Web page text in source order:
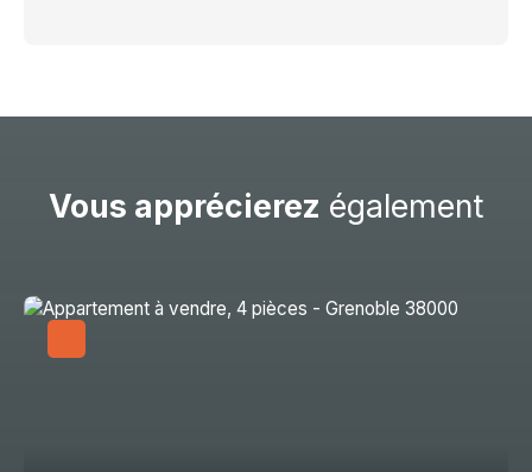
Vous apprécierez également